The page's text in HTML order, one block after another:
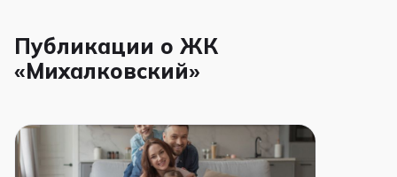
Публикации о ЖК
«Михалковский»